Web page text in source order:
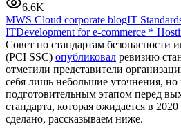
6.6K
MWS Cloud corporate blogIT
ITDevelopment for e-commerce *
Совет по стандартам безопасности
(PCI SSC) опубликовал ревизию
отметили представители
себя лишь небольшие уточнения, но
подготовительным этапом перед
стандарта, которая ожидается в
сделано, рассказываем ниже.